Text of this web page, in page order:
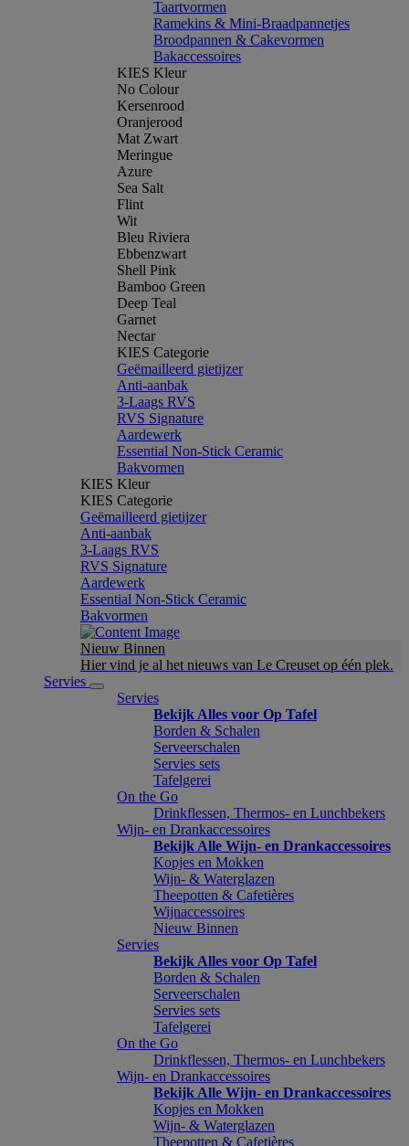
Taartvormen
Ramekins & Mini-Braadpannetjes
Broodpannen & Cakevormen
Bakaccessoires
KIES Kleur
No Colour
Kersenrood
Oranjerood
Mat Zwart
Meringue
Azure
Sea Salt
Flint
Wit
Bleu Riviera
Ebbenzwart
Shell Pink
Bamboo Green
Deep Teal
Garnet
Nectar
KIES Categorie
Geëmailleerd gietijzer
Anti-aanbak
3-Laags RVS
RVS Signature
Aardewerk
Essential Non-Stick Ceramic
Bakvormen
KIES Kleur
KIES Categorie
Geëmailleerd gietijzer
Anti-aanbak
3-Laags RVS
RVS Signature
Aardewerk
Essential Non-Stick Ceramic
Bakvormen
Nieuw Binnen
Hier vind je al het nieuws van Le Creuset op één plek.
Servies
Servies
Bekijk Alles voor Op Tafel
Borden & Schalen
Serveerschalen
Servies sets
Tafelgerei
On the Go
Drinkflessen, Thermos- en Lunchbekers
Wijn- en Drankaccessoires
Bekijk Alle Wijn- en Drankaccessoires
Kopjes en Mokken
Wijn- & Waterglazen
Theepotten & Cafetières
Wijnaccessoires
Nieuw Binnen
Servies
Bekijk Alles voor Op Tafel
Borden & Schalen
Serveerschalen
Servies sets
Tafelgerei
On the Go
Drinkflessen, Thermos- en Lunchbekers
Wijn- en Drankaccessoires
Bekijk Alle Wijn- en Drankaccessoires
Kopjes en Mokken
Wijn- & Waterglazen
Theepotten & Cafetières